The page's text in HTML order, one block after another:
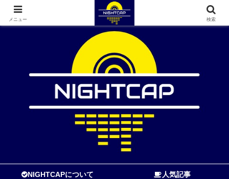
寝る前に読む音楽ブログ
NIGHTCAPについて 人気記事
メニュー 検索